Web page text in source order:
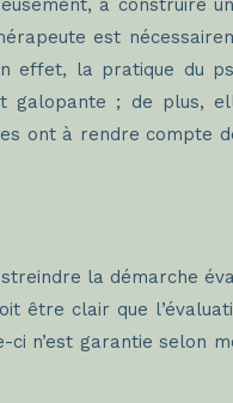
à construire
est
effet, la pratique du
galopante ; de plus,
ont à rendre compte
la démarche
être clair que
n’est garantie selon